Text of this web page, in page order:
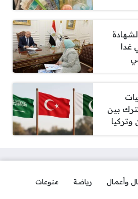
غدا
بين
وأعمال رياضة منوعات